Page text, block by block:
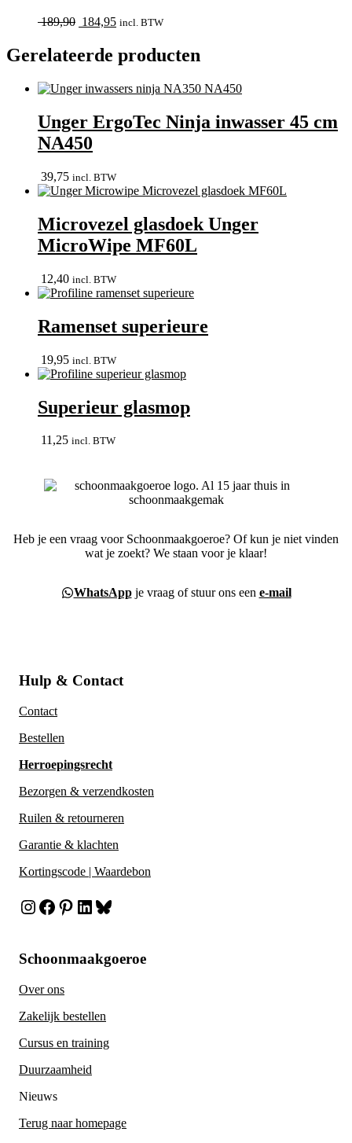
189,90 Oorspronkelijke
was:
189,90.
184,95Huidige
184,95.
incl. BTW
Gerelateerde producten
Unger ErgoTec Ninja inwasser 45 cm
NA450
39,75 incl. BTW
Microvezel glasdoek Unger
MicroWipe MF60L
12,40 incl. BTW
Ramenset superieure
19,95 incl. BTW
Superieur glasmop
11,25 incl. BTW
Heb je een vraag voor Schoonmaakgoeroe? Of kun je niet vinden
wat je zoekt? We staan voor je klaar!
WhatsAppje vraag of stuur ons een e-mail
Hulp & Contact
Contact
Bestellen
Herroepingsrecht
Bezorgen & verzendkosten
Ruilen & retourneren
Garantie & klachten
Kortingscode | Waardebon
Instagram
Facebook
Pinterest
LinkedIn
Bluesky
Schoonmaakgoeroe
Over ons
Zakelijk bestellen
Cursus en training
Duurzaamheid
Nieuws
Terug naar homepage